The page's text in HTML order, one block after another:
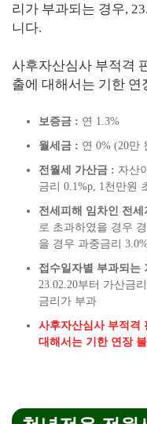
리가 부과되는 경우,
니다.
사후자산심사 부적격
출에 대해서는 기한 연
보증금 : 연 1.3%
월세금 : 연 0% (20만
전월세 가산금 : 자산
금리 0.1%p, 1천만원
전세피해 임차인 전
로 초과하였을 경우
을 경우 과중금리
접수일자별 부과되는
23.02.20부터 가산금
금리가 부과
사후자산심사 부적격
대해서는 기한 연장